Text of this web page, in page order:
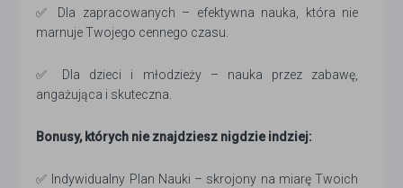
✅ Dla zapracowanych – efektywna nauka, która nie
marnuje Twojego cennego czasu.
✅ Dla dzieci i młodzieży – nauka przez zabawę,
angażująca i skuteczna.
Bonusy, których nie znajdziesz nigdzie indziej:
✅ Indywidualny Plan Nauki – skrojony na miarę Twoich